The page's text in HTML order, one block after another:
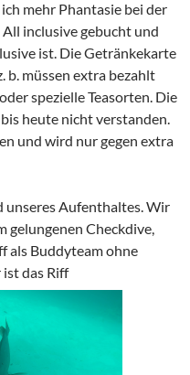
mehr Phantasie bei der
inclusive gebucht und
ist. Die Getränkekarte
b. müssen extra bezahlt
spezielle Teasorten. Die
heute nicht verstanden.
und wird nur gegen extra
unseres Aufenthaltes. Wir
gelungenen Checkdive,
als Buddyteam ohne
ist das Riff